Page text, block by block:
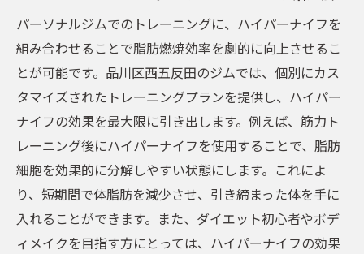
パーソナルジムでのトレーニングに、ハイパーナイフを
組み合わせることで脂肪燃焼効率を劇的に向上させるこ
とが可能です。品川区西五反田のジムでは、個別にカス
タマイズされたトレーニングプランを提供し、ハイパー
ナイフの効果を最大限に引き出します。例えば、筋力ト
レーニング後にハイパーナイフを使用することで、脂肪
細胞を効果的に分解しやすい状態にします。これによ
り、短期間で体脂肪を減少させ、引き締まった体を手に
入れることができます。また、ダイエット初心者やボデ
ィメイクを目指す方にとっては、ハイパーナイフの効果